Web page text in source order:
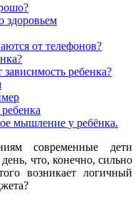
здоровьем
от телефонов?
ребенка?
мышление у ребёнка.
современные дети
что, конечно, сильно
возникает логичный